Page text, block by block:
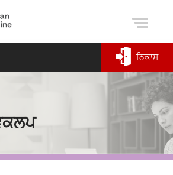
ਨਿਕਾਸ